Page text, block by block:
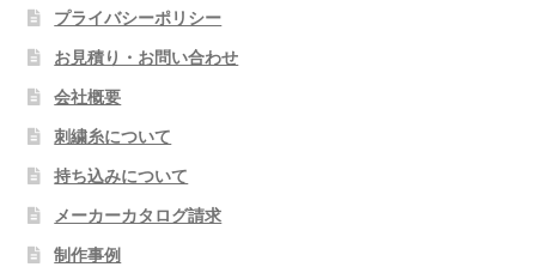
プライバシーポリシー
お見積り・お問い合わせ
会社概要
刺繍糸について
持ち込みについて
メーカーカタログ請求
制作事例